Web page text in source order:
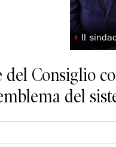
◗ Il
Consiglio
del